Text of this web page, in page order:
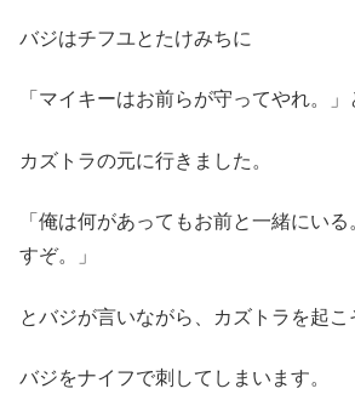
バジはチフユとたけみちに
「マイキーはお前らが守ってやれ。」
カズトラの元に行きました。
「俺は何があってもお前と一緒にい
すぞ。」
とバジが言いながら、カズトラを起こ
バジをナイフで刺してしまいます。